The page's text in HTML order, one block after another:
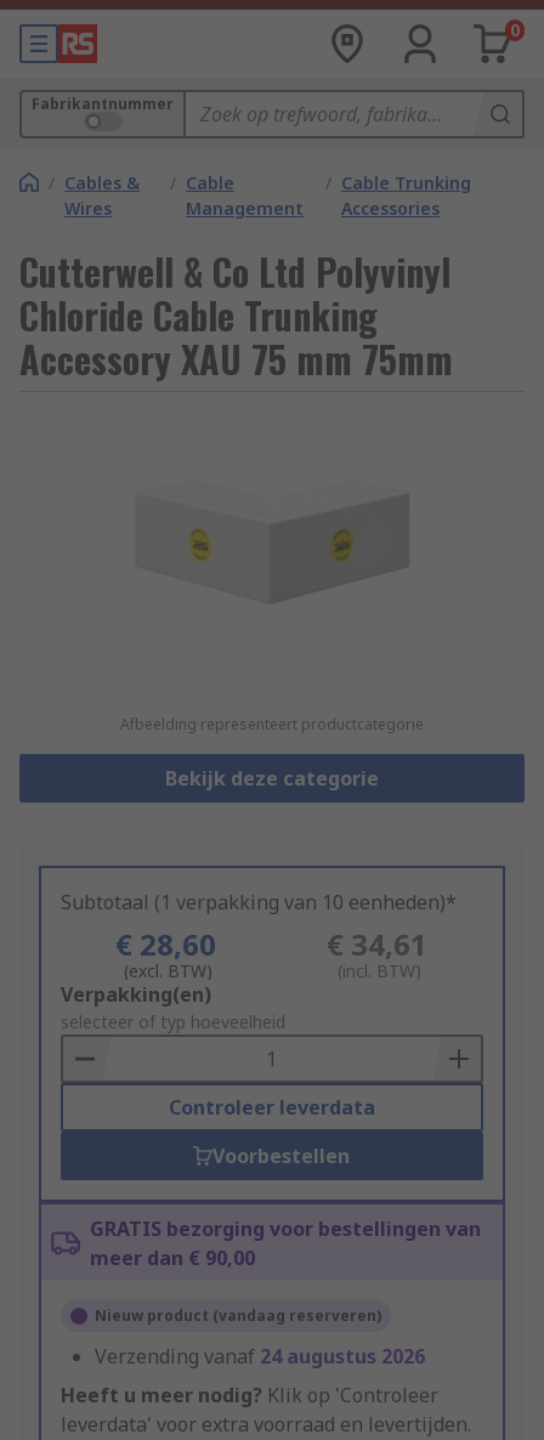
0
Fabrikantnummer
/ Cables &
Wires
/ Cable
Management
/ Cable Trunking
Accessories
Cutterwell & Co Ltd Polyvinyl
Chloride Cable Trunking
Accessory XAU 75 mm 75mm
Afbeelding representeert productcategorie
Bekijk deze categorie
Subtotaal (1 verpakking van 10 eenheden)*
€ 28,60
(excl. BTW)
€ 34,61
(incl. BTW)
Add
to
Basket
Verpakking(en)
selecteer of typ hoeveelheid
Controleer leverdata
Voorbestellen
GRATIS bezorging voor bestellingen van
meer dan € 90,00
Nieuw product (vandaag reserveren)
Verzending vanaf 24 augustus 2026
Heeft u meer nodig? Klik op 'Controleer
leverdata' voor extra voorraad en levertijden.